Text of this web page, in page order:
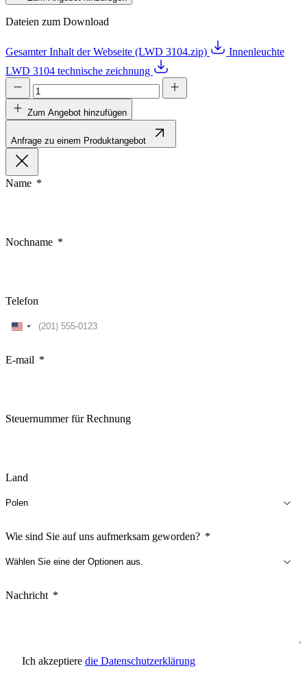
Dateien zum Download
Gesamter Inhalt der Webseite (LWD 3104.zip)
Innenleuchte
LWD 3104 technische zeichnung
Zum Angebot hinzufügen
Anfrage zu einem Produktangebot
Name
Nochname
Telefon
United
E-mail
Steuernummer für Rechnung
Land
Wie sind Sie auf uns aufmerksam geworden?
Nachricht
Ich akzeptiere die Datenschutzerklärung